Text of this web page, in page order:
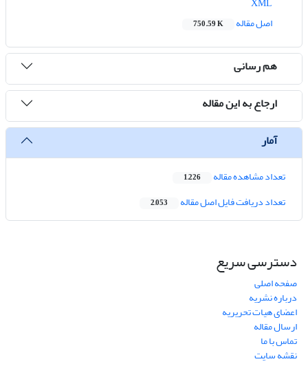
اصل مقاله
750.59 K
هم رسانی
ارجاع به این مقاله
آمار
تعداد مشاهده مقاله 1,226
تعداد دریافت فایل اصل مقاله 2,053
دسترسی سریع
صفحه اصلی
درباره نشریه
اعضای هیات تحریریه
ارسال مقاله
تماس با ما
نقشه سایت